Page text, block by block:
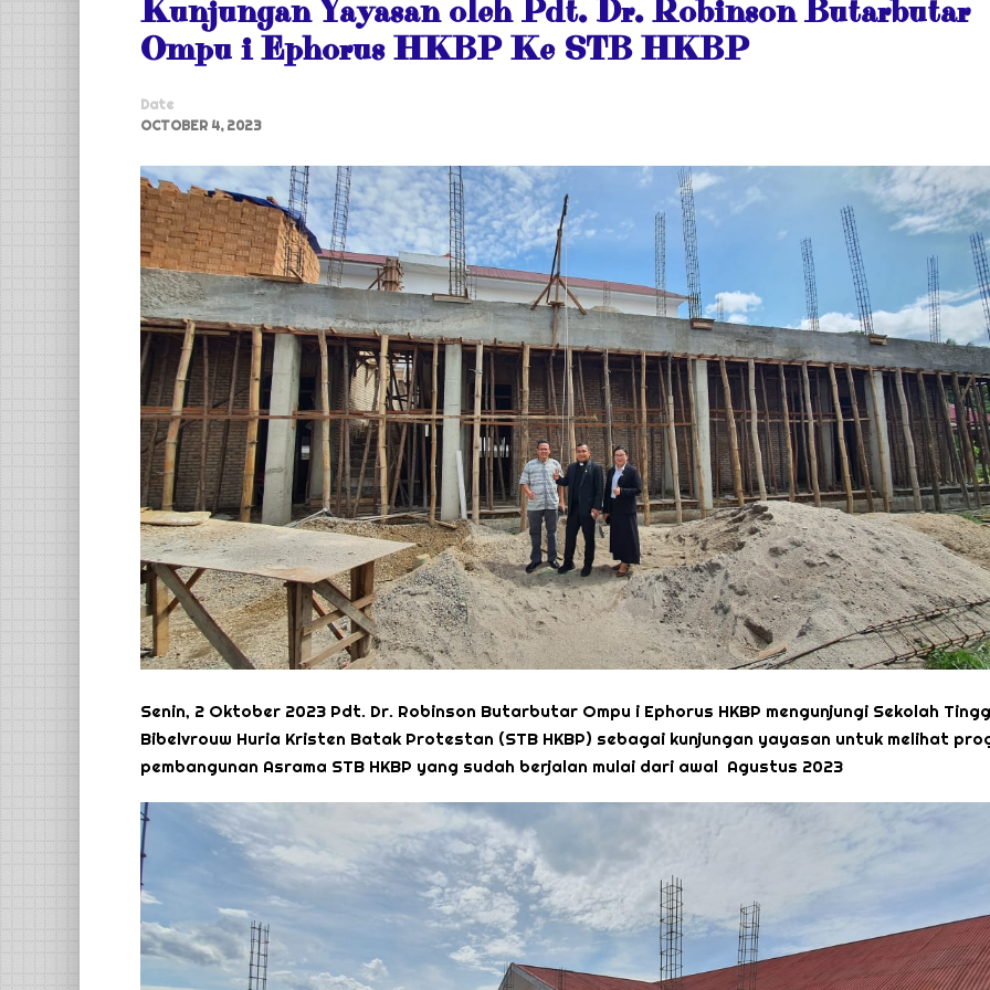
Kunjungan Yayasan oleh Pdt. Dr. Robinson Butarbutar
Ompu i Ephorus HKBP Ke STB HKBP
Date
OCTOBER 4, 2023
Senin, 2 Oktober 2023 Pdt. Dr. Robinson Butarbutar Ompu i Ephorus HKBP mengunjungi Sekolah
Bibelvrouw Huria Kristen Batak Protestan (STB HKBP) sebagai kunjungan yayasan untuk melihat
pembangunan Asrama STB HKBP yang sudah berjalan mulai dari awal Agustus 2023